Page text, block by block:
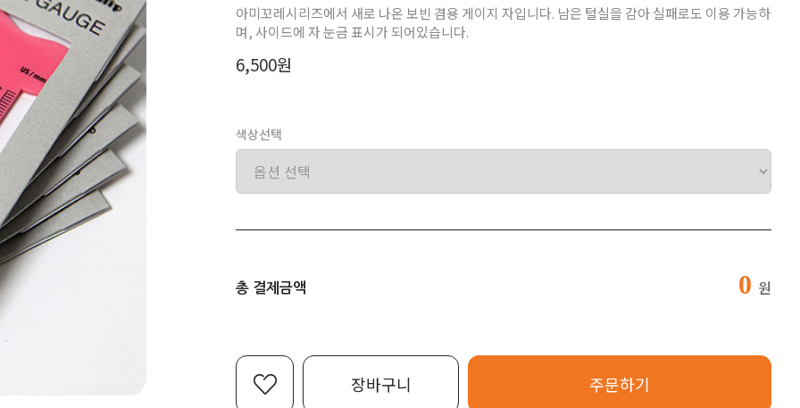
아미꼬레시리즈에서 새로 나온 보빈 겸용 게이지 자입니다. 남은 털실을 감아 실패로도 이용 가능하
며, 사이드에 자 눈금 표시가 되어있습니다.
6,500원
색상선택
총 결제금액 0 원
장바구니 주문하기